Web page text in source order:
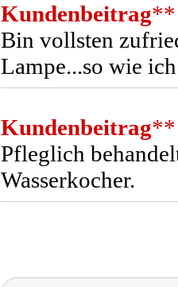
Kundenbeitrag**
Bin vollsten
Lampe...so wie
Kundenbeitrag**
Pfleglich
Wasserkocher.